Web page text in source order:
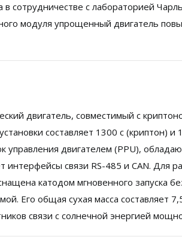
сотрудничестве с лабораторией
модуля упрощенный двигатель
двигатель, совместимый с
составляет 1300 с (криптон)
управления двигателем (PPU),
связи RS-485 и CAN. Для
катодом мгновенного запуска
Его общая сухая масса составляет
связи с солнечной энергией